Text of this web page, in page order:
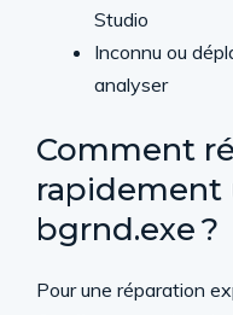
Studio
Inconnu ou
analyser
Comment
rapidement
bgrnd.exe ?
Pour une réparation